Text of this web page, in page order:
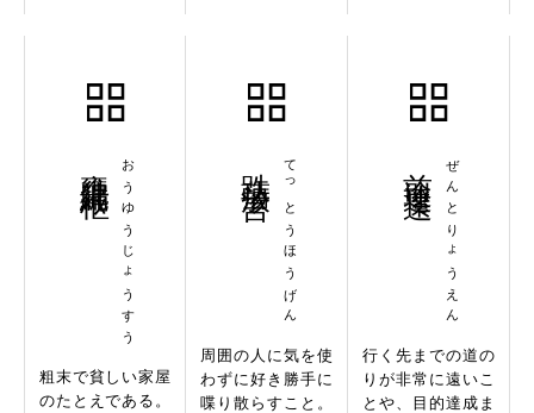
おうゆうじょうすう
粗末で貧しい家屋
のたとえである。
てっとうほうげん
周囲の人に気を使
わずに好き勝手に
喋り散らすこと。
ぜんとりょうえん
行く先までの道の
りが非常に遠いこ
とや、目的達成ま